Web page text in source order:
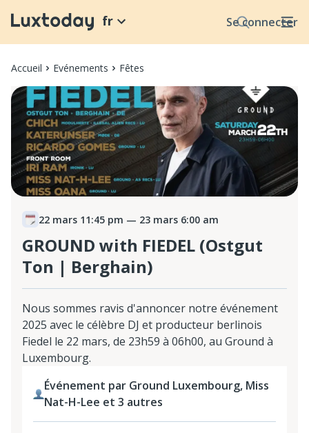
Se connecter
fr
Accueil Evénements Fêtes
22 mars 11:45 pm — 23 mars 6:00 am
GROUND with FIEDEL (Ostgut
Ton | Berghain)
Nous sommes ravis d'annoncer notre événement
2025 avec le célèbre DJ et producteur berlinois
Fiedel le 22 mars, de 23h59 à 06h00, au Ground à
Luxembourg.
Événement par Ground Luxembourg, Miss
Nat-H-Lee et 3 autres